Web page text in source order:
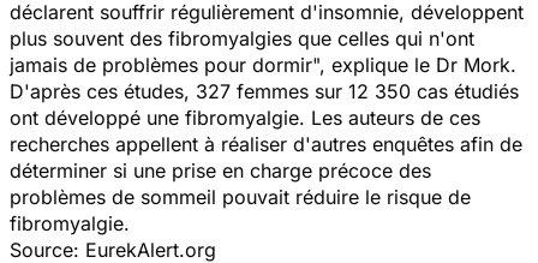
déclarent souffrir régulièrement d'insomnie, développent
plus souvent des fibromyalgies que celles qui n'ont
jamais de problèmes pour dormir", explique le Dr Mork.
D'après ces études, 327 femmes sur 12 350 cas étudiés
ont développé une fibromyalgie. Les auteurs de ces
recherches appellent à réaliser d'autres enquêtes afin de
déterminer si une prise en charge précoce des
problèmes de sommeil pouvait réduire le risque de
fibromyalgie.
Source: EurekAlert.org